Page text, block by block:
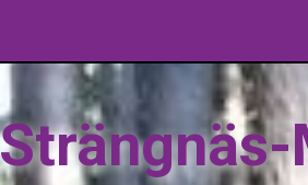
Strängnäs-